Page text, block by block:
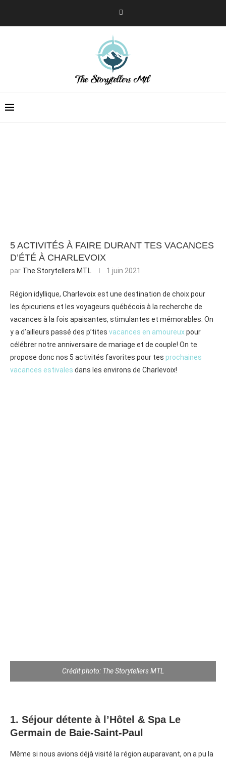
5 ACTIVITÉS À FAIRE DURANT TES VACANCES
D’ÉTÉ À CHARLEVOIX
par The Storytellers MTL 1 juin 2021
Région idyllique, Charlevoix est une destination de choix pour
les épicuriens et les voyageurs québécois à la recherche de
vacances à la fois apaisantes, stimulantes et mémorables. On
y a d’ailleurs passé des p’tites vacances en amoureuxpour
célébrer notre anniversaire de mariage et de couple! ⁠On te
propose donc nos 5 activités favorites pour tes prochaines
vacances estivales dans les environs de Charlevoix!
Crédit photo: The Storytellers MTL
1. Séjour détente à l’Hôtel & Spa Le
Germain de Baie-Saint-Paul
Même si nous avions déjà visité la région auparavant, on a pu la